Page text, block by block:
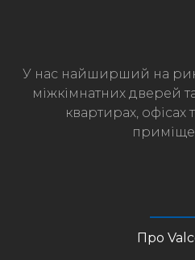
У нас найширший на
міжкімнатних дверей
квартирах, офісах
Про